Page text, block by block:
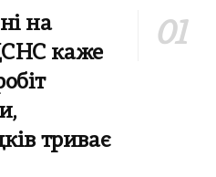
на
каже
триває